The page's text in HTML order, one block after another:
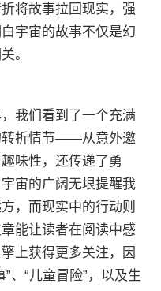
将故事拉回现实，强
宇宙的故事不仅是幻
。
我们看到了一个充满
转折情节——从意外邀
味性，还传递了勇
宙的广阔无垠提醒我
，而现实中的行动则
能让读者在阅读中感
上获得更多关注，因
、“儿童冒险”，以及生